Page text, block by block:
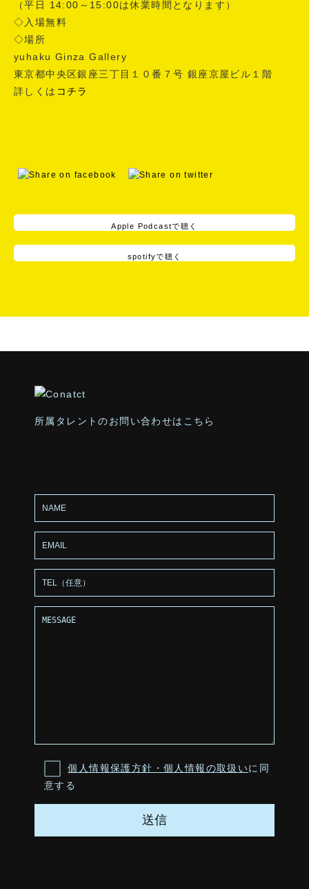
（平日 14:00～15:00は休業時間となります）
◇入場無料
◇場所
yuhaku Ginza Gallery
東京都中央区銀座三丁目１０番７号 銀座京屋ビル１階
詳しくは コチラ
Apple Podcastで聴く
spotifyで聴く
所属タレントのお問い合わせはこちら
個人情報保護方針・個人情報の取扱いに同
意する